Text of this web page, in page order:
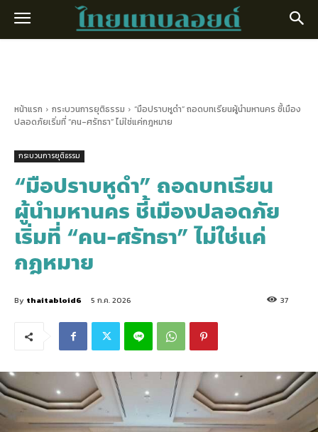
หน้าแรก กระบวนการยุติธรรม
“มือปราบหูดำ” ถอดบทเรียนผู้นำมหานคร ชี้เมือง
ปลอดภัยเริ่มที่ “คน-ศรัทธา” ไม่ใช่แค่กฎหมาย
กระบวนการยุติธรรม
“มือปราบหูดำ” ถอดบทเรียน
ผู้นำมหานคร ชี้เมืองปลอดภัย
เริ่มที่ “คน-ศรัทธา” ไม่ใช่แค่
กฎหมาย
By thaitabloid6 5 ก.ค. 2026 37